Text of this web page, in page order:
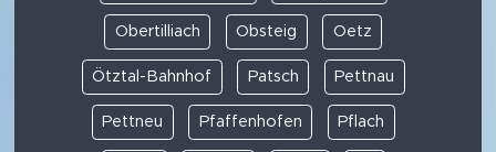
Obertilliach Obsteig Oetz
Ötztal-Bahnhof Patsch Pettnau
Pettneu Pfaffenhofen Pflach